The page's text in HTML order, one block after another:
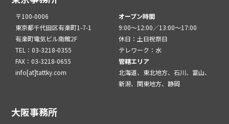
〒100-0006
東京都千代田区有楽町1-7-1
有楽町電気ビル南館2F
TEL：03-3218-0355
FAX：03-3218-0655
info[at]tattky.com
オープン時間
9:00～12:00／13:00～17:00
休日：土日祝祭日
テレワーク：水
管轄エリア
北海道、東北地方、石川、富山、
新潟、関東地方、静岡
大阪事務所